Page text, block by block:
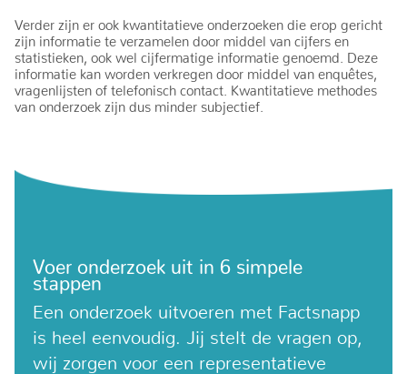
Verder zijn er ook kwantitatieve onderzoeken die erop gericht
zijn informatie te verzamelen door middel van cijfers en
statistieken, ook wel cijfermatige informatie genoemd. Deze
informatie kan worden verkregen door middel van enquêtes,
vragenlijsten of telefonisch contact. Kwantitatieve methodes
van onderzoek zijn dus minder subjectief.
Voer onderzoek uit in 6 simpele
stappen
Een onderzoek uitvoeren met Factsnapp
is heel eenvoudig. Jij stelt de vragen op,
wij zorgen voor een representatieve